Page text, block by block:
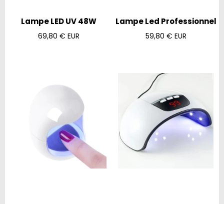
Lampe LED UV 48W
Prix
69,80 € EUR
Lampe Led Professionnel
Prix
59,80 € EUR